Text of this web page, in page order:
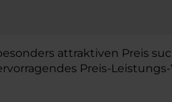
attraktiven Preis
Preis-Leistungs-